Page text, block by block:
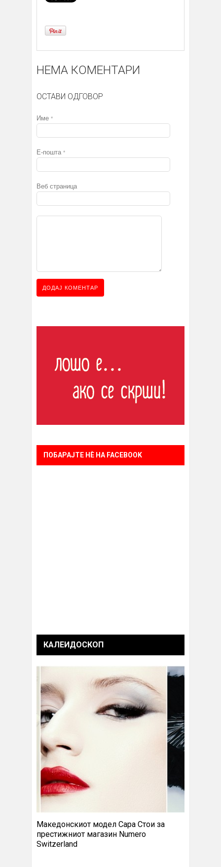
НЕМА КОМЕНТАРИ
ОСТАВИ ОДГОВОР
Име *
Е-пошта *
Веб страница
ПОБАРАЈТЕ НÈ НА FACEBOOK
КАЛЕИДОСКОП
Македонскиот модел Сара Стои за
престижниот магазин Numero
Switzerland